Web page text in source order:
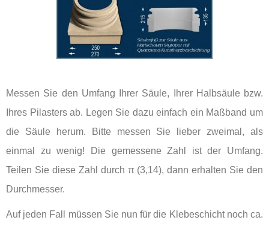
Messen Sie den Umfang Ihrer Säule, Ihrer Halbsäule bzw.
Ihres Pilasters ab. Legen Sie dazu einfach ein Maßband um
die Säule herum. Bitte messen Sie lieber zweimal, als
einmal zu wenig! Die gemessene Zahl ist der Umfang.
Teilen Sie diese Zahl durch π (3,14), dann erhalten Sie den
Durchmesser.
Auf jeden Fall müssen Sie nun für die Klebeschicht noch ca.